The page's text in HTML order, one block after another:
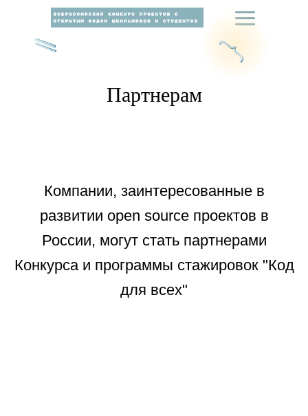
Партнерам
Компании, заинтересованные в
развитии open source проектов в
России, могут стать партнерами
Конкурса и программы стажировок "Код
для всех"